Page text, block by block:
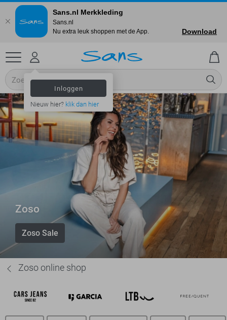
Inloggen
Nieuw hier? klik dan hier
Zoso
Zoso Sale
Zoso online shop
Sans.nl Merkkleding
Sans.nl
Nu extra leuk shoppen met de App.
Download